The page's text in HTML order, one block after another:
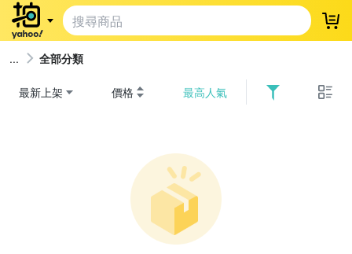
登
全部分類
最新上架 價格 最高人氣